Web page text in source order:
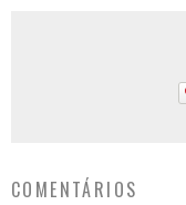
COMENTÁRIOS